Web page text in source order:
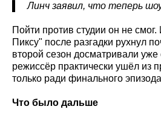
Линч заявил, что теперь
Пойти против студии он не
Пиксу" после разгадки рухнул
второй сезон досматривали
режиссёр практически ушёл из
только ради финального
Что было дальше